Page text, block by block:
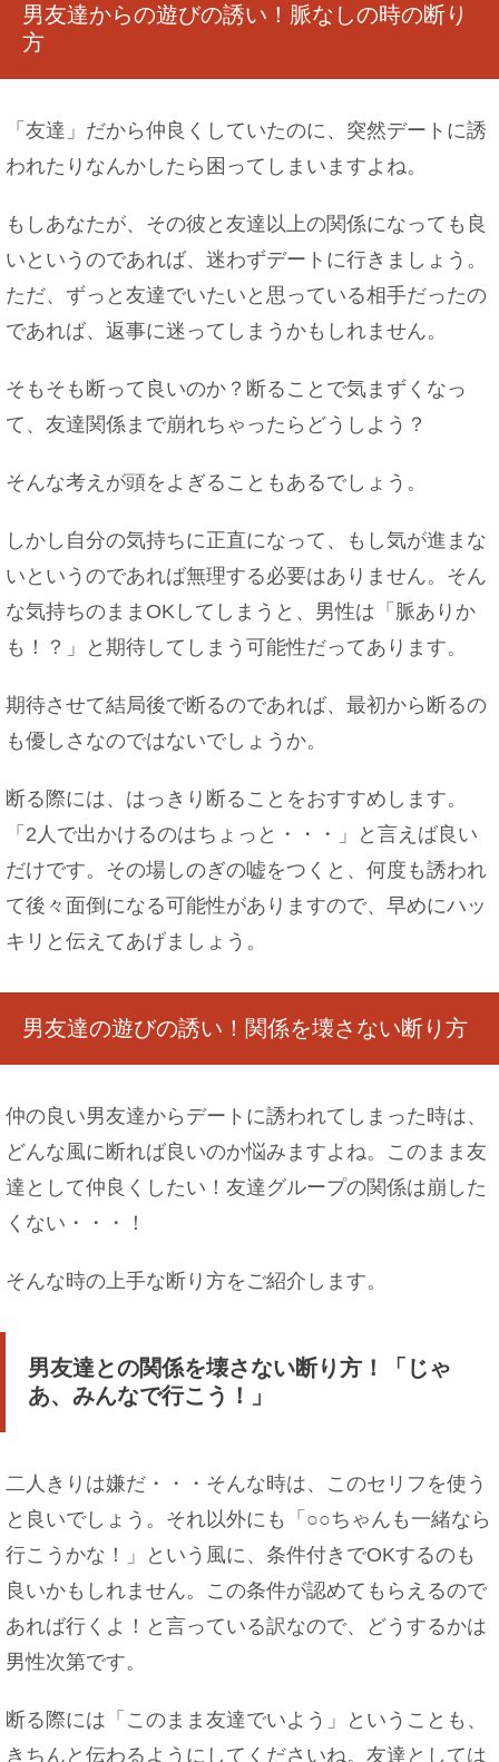
男友達からの遊びの誘い！脈なしの時の断り
方
「友達」だから仲良くしていたのに、突然デートに誘
われたりなんかしたら困ってしまいますよね。
もしあなたが、その彼と友達以上の関係になっても良
いというのであれば、迷わずデートに行きましょう。
ただ、ずっと友達でいたいと思っている相手だったの
であれば、返事に迷ってしまうかもしれません。
そもそも断って良いのか？断ることで気まずくなっ
て、友達関係まで崩れちゃったらどうしよう？
そんな考えが頭をよぎることもあるでしょう。
しかし自分の気持ちに正直になって、もし気が進まな
いというのであれば無理する必要はありません。そん
な気持ちのままOKしてしまうと、男性は「脈ありか
も！？」と期待してしまう可能性だってあります。
期待させて結局後で断るのであれば、最初から断るの
も優しさなのではないでしょうか。
断る際には、はっきり断ることをおすすめします。
「2人で出かけるのはちょっと・・・」と言えば良い
だけです。その場しのぎの嘘をつくと、何度も誘われ
て後々面倒になる可能性がありますので、早めにハッ
キリと伝えてあげましょう。
男友達の遊びの誘い！関係を壊さない断り方
仲の良い男友達からデートに誘われてしまった時は、
どんな風に断れば良いのか悩みますよね。このまま友
達として仲良くしたい！友達グループの関係は崩した
くない・・・！
そんな時の上手な断り方をご紹介します。
男友達との関係を壊さない断り方！「じゃ
あ、みんなで行こう！」
二人きりは嫌だ・・・そんな時は、このセリフを使う
と良いでしょう。それ以外にも「○○ちゃんも一緒なら
行こうかな！」という風に、条件付きでOKするのも
良いかもしれません。この条件が認めてもらえるので
あれば行くよ！と言っている訳なので、どうするかは
男性次第です。
断る際には「このまま友達でいよう」ということも、
きちんと伝わるようにしてくださいね。友達としては